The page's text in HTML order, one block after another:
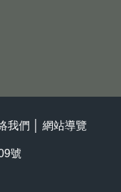
我們 網站導覽
號